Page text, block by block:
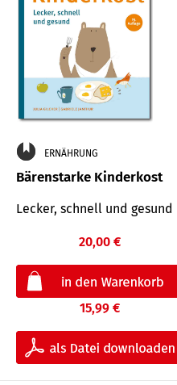
ERNÄHRUNG
Bärenstarke Kinderkost
Lecker, schnell und gesund
20,00 €
15,99 €